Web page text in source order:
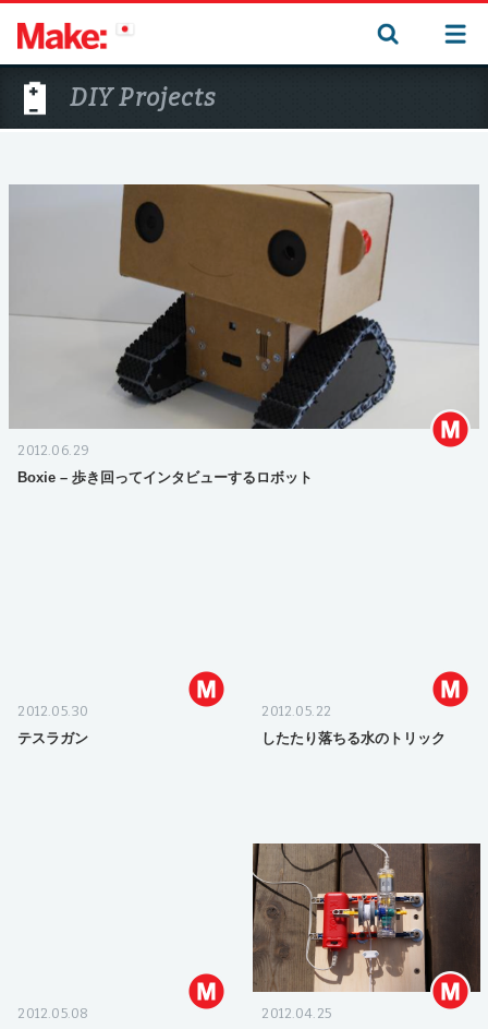
DIY Projects
2012.06.29
Boxie – 歩き回ってインタビューするロボット
2012.05.30
テスラガン
2012.05.22
したたり落ちる水のトリック
2012.05.08 2012.04.25